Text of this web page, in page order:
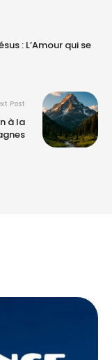
: L’Amour qui se
Post
à la